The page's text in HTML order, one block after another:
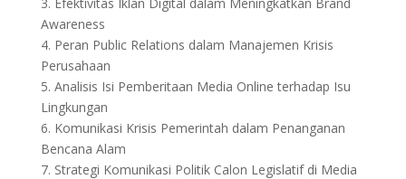
Awareness
4. Peran Public Relations dalam Manajemen Krisis
Perusahaan
5. Analisis Isi Pemberitaan Media Online terhadap Isu
Lingkungan
6. Komunikasi Krisis Pemerintah dalam Penanganan
Bencana Alam
7. Strategi Komunikasi Politik Calon Legislatif di Media